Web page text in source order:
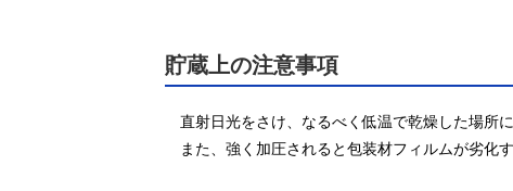
貯蔵上の注意事項
直射日光をさけ、なるべく低温で乾燥した場所
また、強く加圧されると包装材フィルムが劣化